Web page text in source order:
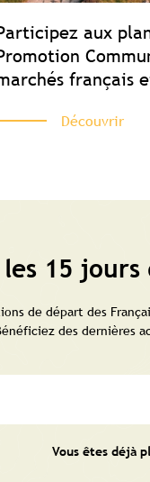
aux
français
Découvrir
les 15
de départ des
des dernières
Vous êtes déjà